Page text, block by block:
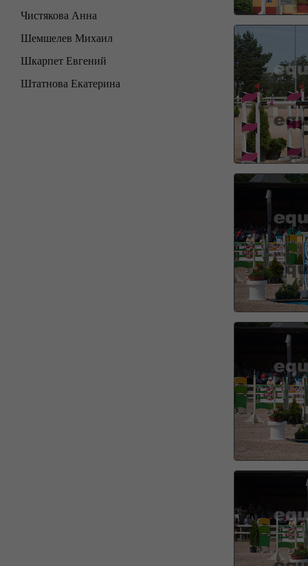
Чистякова Анна
Шемшелев Михаил
Шкарпет Евгений
Штатнова Екатерина